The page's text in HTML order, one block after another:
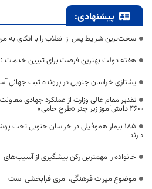
پیشنهادی:
سخت‌ترین شرایط پس از انقلاب را با اتکای
هفته دولت بهترین فرصت برای تبیین خدمات
یشتازی خراسان جنوبی در پرونده ثبت جهانی
تقدیر مقام عالی وزارت از عملکرد جهادی
۴۶۰۰ دانش‌آموز زیر چتر «طرح حامی»
۱۸۵ بیمار هموفیلی در خراسان جنوبی
دارند
خانواده را مهمترین رکن پیشگیری از آسیب‌های
موضوع میراث فرهنگی، امری فرابخشی است